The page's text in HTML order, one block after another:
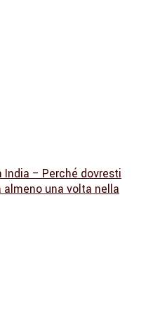
– Perché dovresti
una volta nella